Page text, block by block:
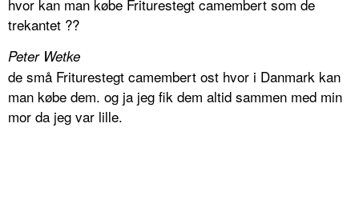
hvor kan man købe Friturestegt camembert som de
trekantet ??
Peter Wetke
de små Friturestegt camembert ost hvor i Danmark kan
man købe dem. og ja jeg fik dem altid sammen med min
mor da jeg var lille.